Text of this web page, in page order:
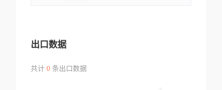
出口数据
共计 0条出口数据